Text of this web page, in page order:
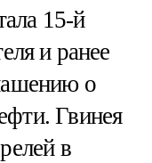
15-й
и ранее
о
Гвинея
в